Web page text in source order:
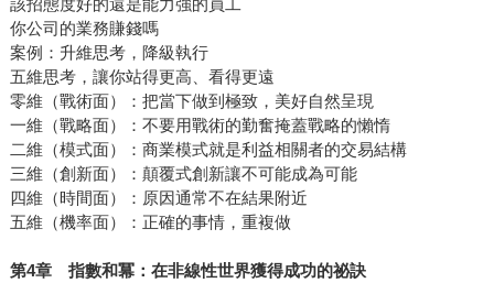
你公司的業務賺錢嗎
案例：升維思考，降級執行
五維思考，讓你站得更高、看得更遠
零維（戰術面）：把當下做到極致，美好自然呈現
一維（戰略面）：不要用戰術的勤奮掩蓋戰略的懶惰
二維（模式面）：商業模式就是利益相關者的交易結構
三維（創新面）：顛覆式創新讓不可能成為可能
四維（時間面）：原因通常不在結果附近
五維（機率面）：正確的事情，重複做
第4章 指數和冪：在非線性世界獲得成功的祕訣